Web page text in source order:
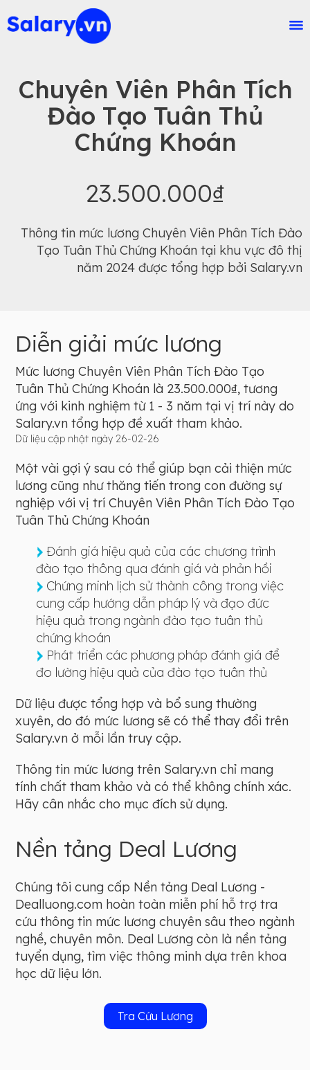
Chuyên Viên Phân Tích
Đào Tạo Tuân Thủ
Chứng Khoán
23.500.000₫
Thông tin mức lương Chuyên Viên Phân Tích Đào
Tạo Tuân Thủ Chứng Khoán tại khu vực đô thị
năm 2024 được tổng hợp bởi Salary.vn
Diễn giải mức lương
Mức lương Chuyên Viên Phân Tích Đào Tạo
Tuân Thủ Chứng Khoán là 23.500.000₫, tương
ứng với kinh nghiệm từ 1 - 3 năm tại vị trí này do
Salary.vn tổng hợp đề xuất tham khảo.
Dữ liệu cập nhật ngày 26-02-26
Một vài gợi ý sau có thể giúp bạn cải thiện mức
lương cũng như thăng tiến trong con đường sự
nghiệp với vị trí Chuyên Viên Phân Tích Đào Tạo
Tuân Thủ Chứng Khoán
Đánh giá hiệu quả của các chương trình
đào tạo thông qua đánh giá và phản hồi
Chứng minh lịch sử thành công trong việc
cung cấp hướng dẫn pháp lý và đạo đức
hiệu quả trong ngành đào tạo tuân thủ
chứng khoán
Phát triển các phương pháp đánh giá để
đo lường hiệu quả của đào tạo tuân thủ
Dữ liệu được tổng hợp và bổ sung thường
xuyên, do đó mức lương sẽ có thể thay đổi trên
Salary.vn ở mỗi lần truy cập.
Thông tin mức lương trên Salary.vn chỉ mang
tính chất tham khảo và có thể không chính xác.
Hãy cân nhắc cho mục đích sử dụng.
Nền tảng Deal Lương
Chúng tôi cung cấp Nền tảng Deal Lương -
Dealluong.com hoàn toàn miễn phí hỗ trợ tra
cứu thông tin mức lương chuyên sâu theo ngành
nghề, chuyên môn. Deal Lương còn là nền tảng
tuyển dụng, tìm việc thông minh dựa trên khoa
học dữ liệu lớn.
Tra Cứu Lương